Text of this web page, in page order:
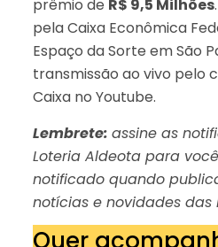
prêmio de R$ 9,5 Milhões
pela Caixa Econômica
Espaço da Sorte em São
transmissão ao vivo pelo
Caixa no Youtube.
Lembrete: assine as
Loteria Aldeota para
notificado quando
notícias e novidades das